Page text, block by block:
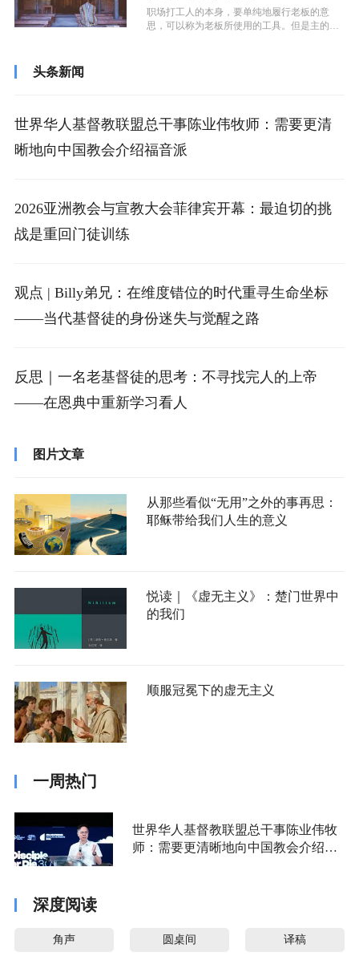
职场打工人的本身，要单纯地履行老板的意
思，可以称为老板所使用的工具。但是主的工
头条新闻
世界华人基督教联盟总干事陈业伟牧师：需要更清
晰地向中国教会介绍福音派
2026亚洲教会与宣教大会菲律宾开幕：最迫切的挑
战是重回门徒训练
观点 | Billy弟兄：在维度错位的时代重寻生命坐标
——当代基督徒的身份迷失与觉醒之路
反思｜一名老基督徒的思考：不寻找完人的上帝
——在恩典中重新学习看人
图片文章
从那些看似“无用”之外的事再思：
耶稣带给我们人生的意义
悦读｜《虚无主义》：楚门世界中
的我们
顺服冠冕下的虚无主义
一周热门
世界华人基督教联盟总干事陈业伟牧
师：需要更清晰地向中国教会介绍福
深度阅读
角声 圆桌间 译稿